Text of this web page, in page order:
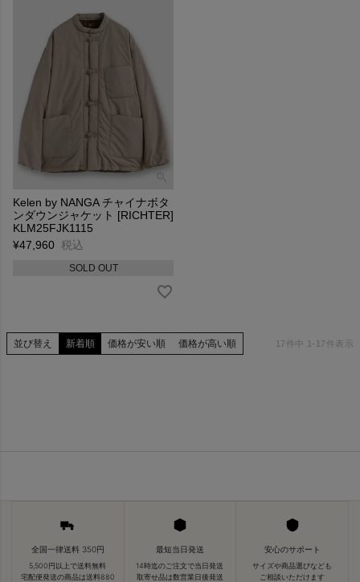
Kelen by NANGA チャイナボタ
ンダウンジャケット [RICHTER]
KLM25FJK1115
¥47,960 税込
SOLD OUT
並び替え 新着順 価格が安い順 価格が高い順 17 件中 1 - 17 件表示
全国一律送料 350円
5,500円以上で送料無料
宅配便発送の商品は送料880
最短当日発送
14時迄のご注文で当日発送
取寄せ品は数営業日後発送
安心のサポート
サイズや商品選びなども
ご相談いただけます